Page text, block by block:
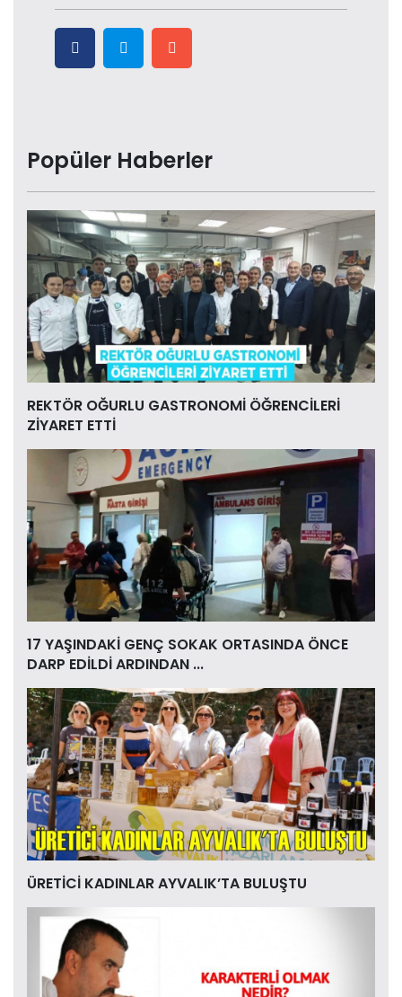
Popüler Haberler
REKTÖR OĞURLU GASTRONOMİ ÖĞRENCİLERİ
ZİYARET ETTİ
17 YAŞINDAKİ GENÇ SOKAK ORTASINDA ÖNCE
DARP EDİLDİ ARDINDAN ...
ÜRETİCİ KADINLAR AYVALIK’TA BULUŞTU